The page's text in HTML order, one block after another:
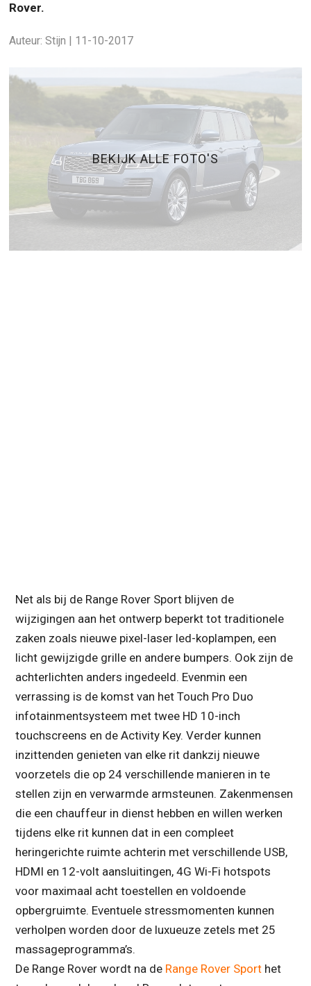
Rover.
Auteur: Stijn | 11-10-2017
BEKIJK ALLE FOTO'S
Net als bij de Range Rover Sport blijven de
wijzigingen aan het ontwerp beperkt tot traditionele
zaken zoals nieuwe pixel-laser led-koplampen, een
licht gewijzigde grille en andere bumpers. Ook zijn de
achterlichten anders ingedeeld. Evenmin een
verrassing is de komst van het Touch Pro Duo
infotainmentsysteem met twee HD 10-inch
touchscreens en de Activity Key. Verder kunnen
inzittenden genieten van elke rit dankzij nieuwe
voorzetels die op 24 verschillende manieren in te
stellen zijn en verwarmde armsteunen. Zakenmensen
die een chauffeur in dienst hebben en willen werken
tijdens elke rit kunnen dat in een compleet
heringerichte ruimte achterin met verschillende USB,
HDMI en 12-volt aansluitingen, 4G Wi-Fi hotspots
voor maximaal acht toestellen en voldoende
opbergruimte. Eventuele stressmomenten kunnen
verholpen worden door de luxueuze zetels met 25
massageprogramma’s.
De Range Rover wordt na de Range Rover Sporthet